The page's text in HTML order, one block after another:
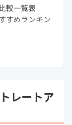
較一覧表
すめランキン
気おすすめ
レートア